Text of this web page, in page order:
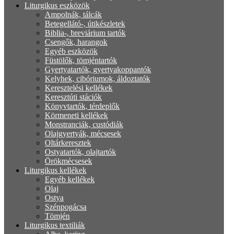
Liturgikus eszközök
Ampolnák, tálcák
Betegellátó-, útikészletek
Biblia-, breviárium tartók
Csengők, harangok
Egyéb eszközök
Füstölők, tömjéntartók
Gyertyatartók, gyertyakoppantók
Kelyhek, cibóriumok, áldoztatók
Keresztelési kellékek
Keresztúti stációk
Könyvtartók, térdeplők
Körmeneti kellékek
Monstranciák, custódiák
Olajgyertyák, mécsesek
Oltárkeresztek
Ostyatartók, olajtartók
Örökmécsesek
Liturgikus kellékek
Egyéb kellékek
Olaj
Ostya
Szénpogácsa
Tömjén
Liturgikus textiliák